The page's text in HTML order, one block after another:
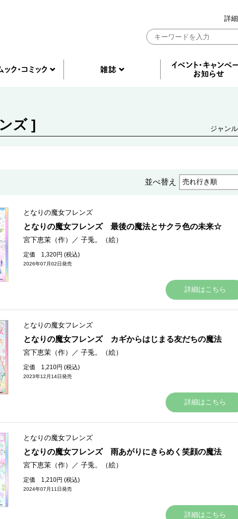
詳
ズ ] ジャン
並べ替え
となりの魔女フレンズ
となりの魔女フレンズ 最後の魔法とサクラ色の未来☆
宮下恵茉（作） ／ 子兎。（絵）
定価 1,320円 (税込)
2026年07月02日発売
詳細はこちら
となりの魔女フレンズ
となりの魔女フレンズ カギからはじまる友だちの魔法
宮下恵茉（作） ／ 子兎。（絵）
定価 1,210円 (税込)
2023年12月14日発売
詳細はこちら
となりの魔女フレンズ
となりの魔女フレンズ 雨あがりにきらめく笑顔の魔法
宮下恵茉（作） ／ 子兎。（絵）
定価 1,210円 (税込)
2024年07月11日発売
詳細はこちら